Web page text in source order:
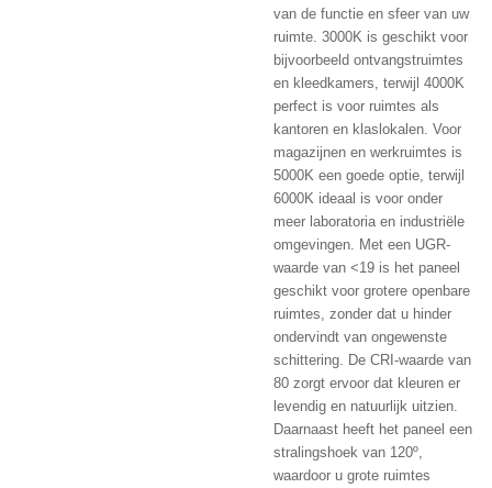
van de functie en sfeer van uw
ruimte. 3000K is geschikt voor
bijvoorbeeld ontvangstruimtes
en kleedkamers, terwijl 4000K
perfect is voor ruimtes als
kantoren en klaslokalen. Voor
magazijnen en werkruimtes is
5000K een goede optie, terwijl
6000K ideaal is voor onder
meer laboratoria en industriële
omgevingen. Met een UGR-
waarde van <19 is het paneel
geschikt voor grotere openbare
ruimtes, zonder dat u hinder
ondervindt van ongewenste
schittering. De CRI-waarde van
80 zorgt ervoor dat kleuren er
levendig en natuurlijk uitzien.
Daarnaast heeft het paneel een
stralingshoek van 120º,
waardoor u grote ruimtes